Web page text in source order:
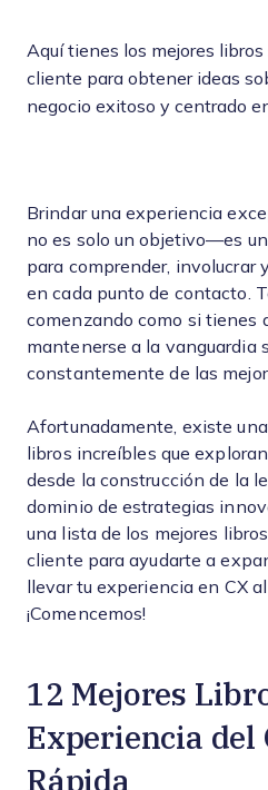
Aquí tienes los mejores
cliente para obtener ideas
negocio exitoso y centrado
Brindar una experiencia
no es solo un objetivo—es
para comprender, involucrar
en cada punto de contacto.
comenzando como si tienes
mantenerse a la vanguardia
constantemente de las
Afortunadamente, existe
libros increíbles que
desde la construcción de la
dominio de estrategias
una lista de los mejores
cliente para ayudarte a
llevar tu experiencia en CX
¡Comencemos!
12 Mejores
Experiencia del
Rápida